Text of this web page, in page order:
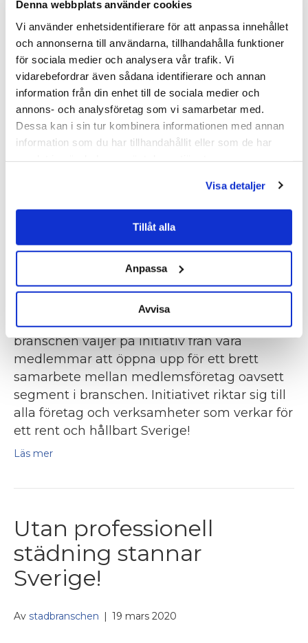
Denna webbplats använder cookies
Vi använder enhetsidentifierare för att anpassa innehållet
och annonserna till användarna, tillhandahålla funktioner
för sociala medier och analysera vår trafik. Vi
vidarebefordrar även sådana identifierare och annan
information från din enhet till de sociala medier och
annons- och analysföretag som vi samarbetar med.
Dessa kan i sin tur kombinera informationen med annan
information som du har tillhandahållit eller som de har
Visa detaljer
Tillåt alla
Anpassa
Avvisa
Arbetsgivaren har därför mycket att vinna på
att skapa en bra introduktion.
Städbranschen Sverige jobbar både för
företag och verksamheter i branschen men
vi lägger också ett stort fokus på människan,
individen, medarbetaren.
Läs mer
Hållbart samarbete gör
oss starka#
​Städbranschen Sverige som samlande kraft i
branschen väljer på initiativ från våra
medlemmar att öppna upp för ett brett
samarbete mellan medlemsföretag oavsett
segment i branschen. Initiativet riktar sig till
alla företag och verksamheter som verkar för
ett rent och hållbart Sverige!
Läs mer
Utan professionell
städning stannar
Sverige!
Av stadbranschen 19 mars 2020